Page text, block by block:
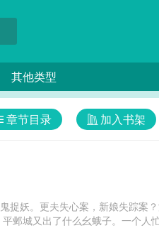
其他类型
加入书架
章节目录
捉妖。更夫失心案，新娘失踪案
邺城又出了什么幺蛾子。一个人